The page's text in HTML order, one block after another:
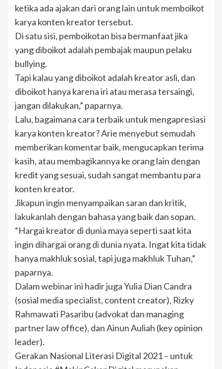
ketika ada ajakan dari orang lain untuk memboikot
karya konten kreator tersebut.
Di satu sisi, pemboikotan bisa bermanfaat jika
yang diboikot adalah pembajak maupun pelaku
bullying.
Tapi kalau yang diboikot adalah kreator asli, dan
diboikot hanya karena iri atau merasa tersaingi,
jangan dilakukan,” paparnya.
Lalu, bagaimana cara terbaik untuk mengapresiasi
karya konten kreator? Arie menyebut semudah
memberikan komentar baik, mengucapkan terima
kasih, atau membagikannya ke orang lain dengan
kredit yang sesuai, sudah sangat membantu para
konten kreator.
Jikapun ingin menyampaikan saran dan kritik,
lakukanlah dengan bahasa yang baik dan sopan.
“Hargai kreator di dunia maya seperti saat kita
ingin dihargai orang di dunia nyata. Ingat kita tidak
hanya makhluk sosial, tapi juga makhluk Tuhan,”
paparnya.
Dalam webinar ini hadir juga Yulia Dian Candra
(sosial media specialist, content creator), Rizky
Rahmawati Pasaribu (advokat dan managing
partner law office), dan Ainun Auliah (key opinion
leader).
Gerakan Nasional Literasi Digital 2021 – untuk